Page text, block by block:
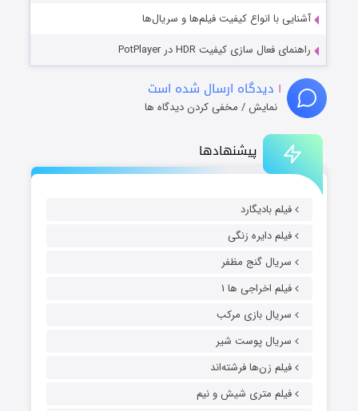
پیشنهادها
فیلم بادیگارد
فیلم دایره زنگی
سریال گنج مظفر
فیلم اخراجی ها ۱
سریال بازی مرکب
سریال پوست شیر
فیلم زن‌ها فرشته‌اند
فیلم متری شیش و نیم
آشنایی با انواع کیفیت فیلم‌ها و سریال‌ها
راهنمای فعال سازی کیفیت HDR در PotPlayer
۱ دیدگاه ارسال شده است
نمایش / مخفی کردن دیدگاه ها